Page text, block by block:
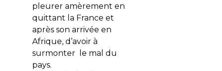
pleurer amèrement en
quittant la France et
après son arrivée en
Afrique, d’avoir à
surmonter le mal du
pays.